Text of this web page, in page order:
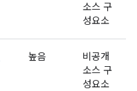
소스 구
성요소
높음
비공개
소스 구
성요소